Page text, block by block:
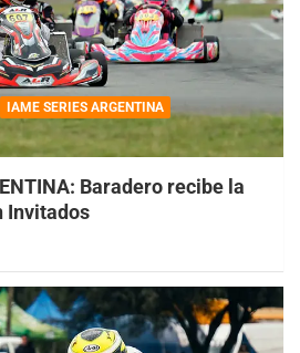
IAME SERIES ARGENTINA
Baradero recibe la
Invitados